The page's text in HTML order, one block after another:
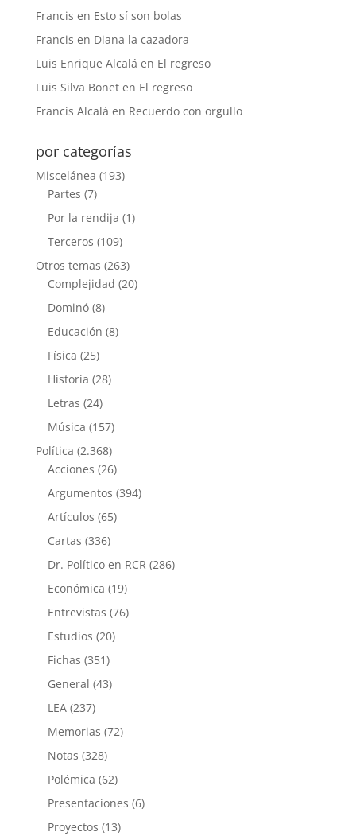
Francis en Esto sí son bolas
Francis en Diana la cazadora
Luis Enrique Alcalá en El regreso
Luis Silva Boneten El regreso
Francis Alcalá en Recuerdo con orgullo
por categorías
Miscelánea (193)
Partes (7)
Por la rendija (1)
Terceros (109)
Otros temas (263)
Complejidad (20)
Dominó(8)
Educación (8)
Física (25)
Historia (28)
Letras (24)
Música (157)
Política (2.368)
Acciones (26)
Argumentos (394)
Artículos (65)
Cartas (336)
Dr. Político en RCR (286)
Económica (19)
Entrevistas (76)
Estudios (20)
Fichas (351)
General (43)
LEA(237)
Memorias (72)
Notas (328)
Polémica (62)
Presentaciones (6)
Proyectos (13)